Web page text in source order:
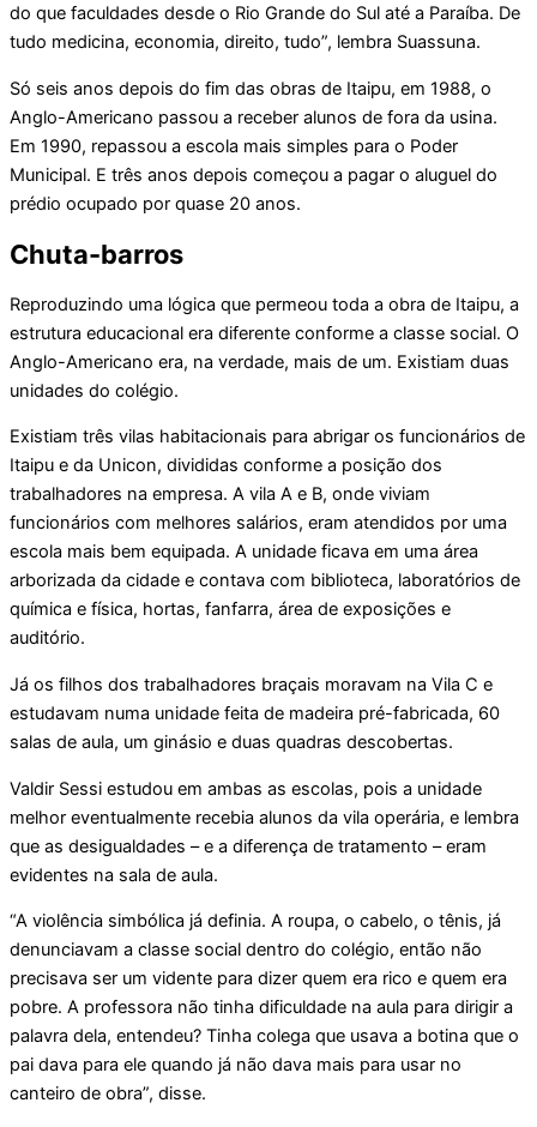
do que faculdades desde o Rio Grande do Sul até a Paraíba. De
tudo medicina, economia, direito, tudo”, lembra Suassuna.
Só seis anos depois do fim das obras de Itaipu, em 1988, o
Anglo-Americano passou a receber alunos de fora da usina.
Em 1990, repassou a escola mais simples para o Poder
Municipal. E três anos depois começou a pagar o aluguel do
prédio ocupado por quase 20 anos.
Chuta-barros
Reproduzindo uma lógica que permeou toda a obra de Itaipu, a
estrutura educacional era diferente conforme a classe social. O
Anglo-Americano era, na verdade, mais de um. Existiam duas
unidades do colégio.
Existiam três vilas habitacionais para abrigar os funcionários de
Itaipu e da Unicon, divididas conforme a posição dos
trabalhadores na empresa. A vila A e B, onde viviam
funcionários com melhores salários, eram atendidos por uma
escola mais bem equipada. A unidade ficava em uma área
arborizada da cidade e contava com biblioteca, laboratórios de
química e física, hortas, fanfarra, área de exposições e
auditório.
Já os filhos dos trabalhadores braçais moravam na Vila C e
estudavam numa unidade feita de madeira pré-fabricada, 60
salas de aula, um ginásio e duas quadras descobertas.
Valdir Sessi estudou em ambas as escolas, pois a unidade
melhor eventualmente recebia alunos da vila operária, e lembra
que as desigualdades – e a diferença de tratamento – eram
evidentes na sala de aula.
“A violência simbólica já definia. A roupa, o cabelo, o tênis, já
denunciavam a classe social dentro do colégio, então não
precisava ser um vidente para dizer quem era rico e quem era
pobre. A professora não tinha dificuldade na aula para dirigir a
palavra dela, entendeu? Tinha colega que usava a botina que o
pai dava para ele quando já não dava mais para usar no
canteiro de obra”, disse.